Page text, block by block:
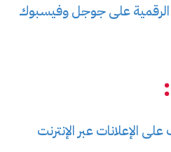
على جوجل وفيسبوك
الإعلانات عبر الإنترنت